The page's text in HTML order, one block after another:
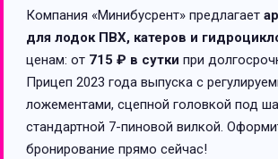
Компания «Минибусрент» предлагает
для лодок ПВХ, катеров и
ценам: от 715 ₽ в сутки при
Прицеп 2023 года выпуска с
ложементами, сцепной головкой под
стандартной 7-пиновой вилкой.
бронирование прямо сейчас!